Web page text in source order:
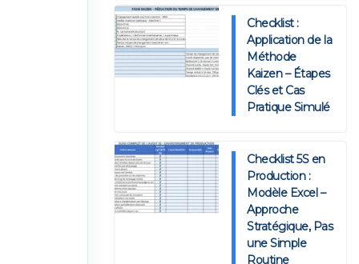
Checklist :
Application de la
Méthode
Kaizen – Étapes
Clés et Cas
Pratique Simulé
Checklist 5S en
Production :
Modèle Excel –
Approche
Stratégique, Pas
une Simple
Routine